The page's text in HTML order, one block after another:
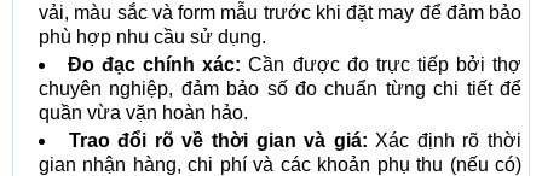
vải, màu sắc và form mẫu trước khi đặt may để đảm bảo
phù hợp nhu cầu sử dụng.
Đo đạc chính xác: Cần được đo trực tiếp bởi thợ
chuyên nghiệp, đảm bảo số đo chuẩn từng chi tiết để
quần vừa vặn hoàn hảo.
Trao đổi rõ về thời gian và giá: Xác định rõ thời
gian nhận hàng, chi phí và các khoản phụ thu (nếu có)